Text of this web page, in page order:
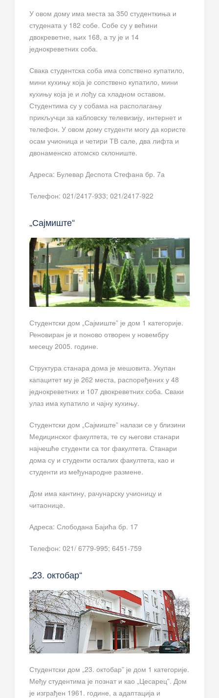
У овом дому има места за 350 студенткиња и
студената у 182 собе. Собе су у већини
двокреветне, њих 168, а ту је и 14
једнокреветних соба.
Свака студентска соба има сопствено купатило,
мини кухињу која је сопствено купатило, мини
кухињу која је и лођу са хладном оставом.
Студентима су у собама на располагању
прикључци за кабловску телевизију, интернет и
телефон. У овом дому студенти могу да користе
осам учионица и четири ТВ сале, два лифта и
двонаменско атомско склониште.
Адреса: Булевар Деспота Стефана бр. 7а
Телефон: 021/2417-933; 021/2417-922
„Сајмиште“
Студентски дом „Сајмиште” је дом 1 категорије.
Реновиран је и поново отворен у новембру
месецу 2005. године.
Структура станара дома је мешовита. Укупан
капацитет му је 262 места, распоређених у 48
једнокреветних и 107 двокреветних соба. Сваки
улаз има купатило и чајну кухињу.
Студентски дом „Сајмиште” налази се у близини
Медицинског факултета, те су његови станари
најчешће студенти са тог факултета. Станари
дома су и студенти осталих факултета, као и
студенти из међународне размене.
Дом има кантину, рачунарску учионицу и
читаонице.
Адреса: Слободана Бајића бр. 17
Телефон: 021/ 6779-995; 6451-759
„23. октобар“
Студентски дом „23. октобар” је дом 1 категорије.
Међу студентима је познат и као „Цесарец”. Дом
је изграђен 1961. године, а адаптација и